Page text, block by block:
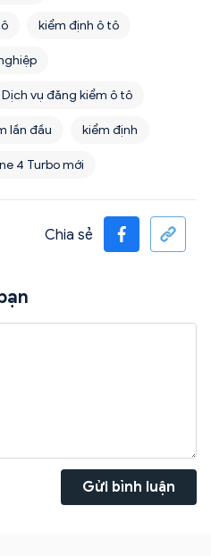
kiểm định ô tô
Dịch vụ đăng kiểm ô tô
lần đầu kiểm định
4 Turbo mới
Chia sẻ
Gửi bình luận